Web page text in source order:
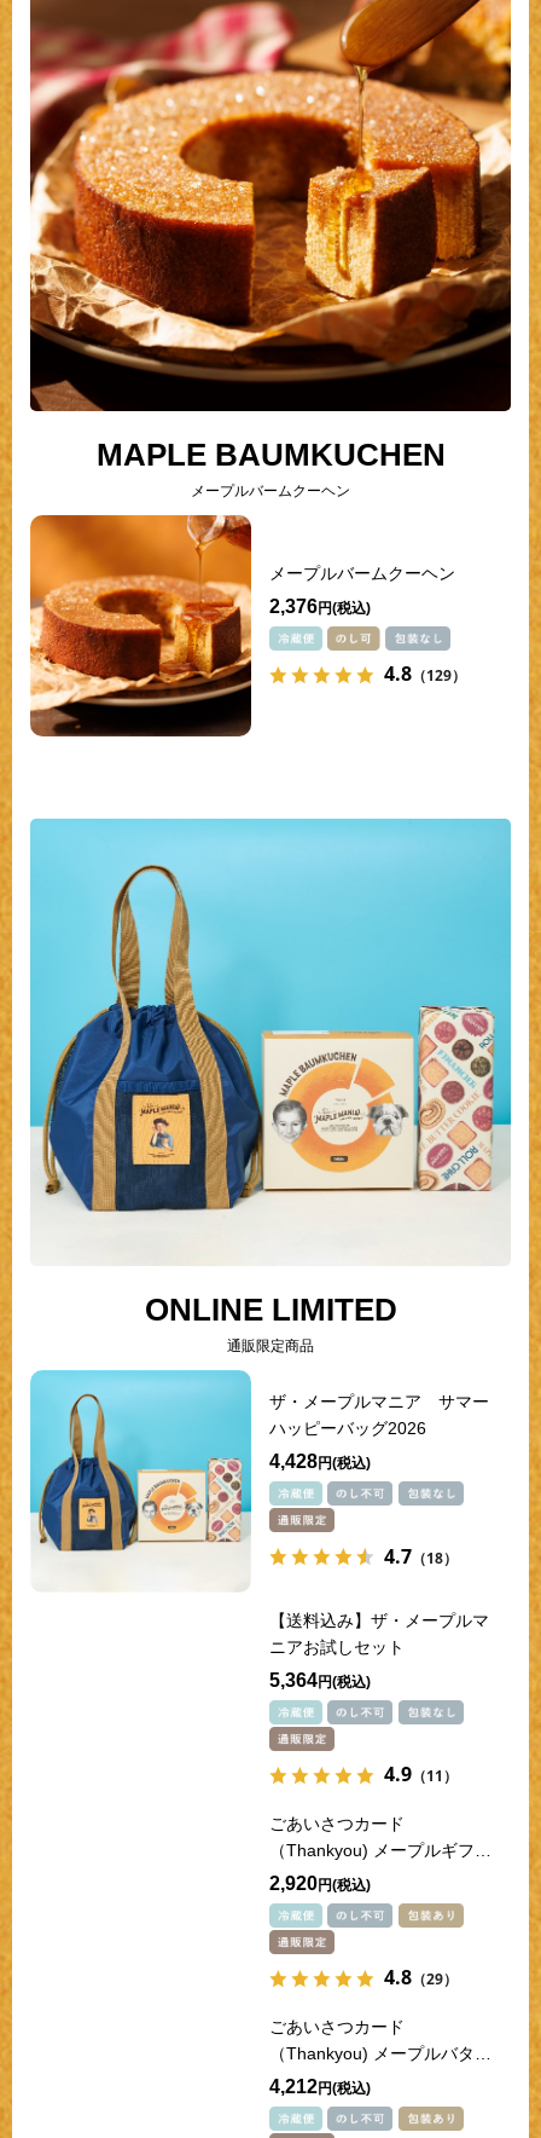
MAPLE BAUMKUCHEN
メープルバームクーヘン
メープルバームクーヘン
2,376円
4.8 （129）
ONLINE LIMITED
通販限定商品
ザ・メープルマニア サマー
ハッピーバッグ2026
4,428円
4.7 （18）
【送料込み】ザ・メープルマ
ニアお試しセット
5,364円
4.9 （11）
ごあいさつカード
（Thankyou) メープルギフト
18枚詰合せ
2,920円
4.8 （29）
ごあいさつカード
（Thankyou) メープルバター
クッキー32枚入
4,212円